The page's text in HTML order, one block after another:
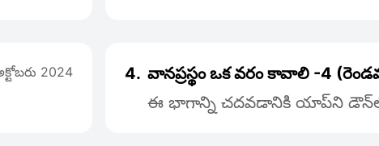
2024 4. వానప్రస్థం ఒక వరం కావాలి -4
ఈ భాగాన్ని చదవడానికి యాప్‌ని